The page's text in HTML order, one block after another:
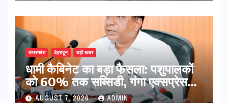
उत्तराखंड देहरादून बड़ी खबर
​धामी कैबिनेट का बड़ा फैसला: पशुपालकों
को 60% तक सब्सिडी, गंगा एक्सप्रेसवे
का हरिद्वार तक होगा विस्तार
AUGUST 7, 2026 ADMIN